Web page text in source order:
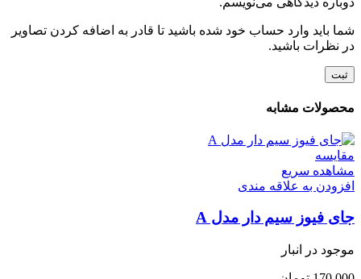
شما باید وارد حساب خود شده باشید تا قادر به اضافه کردن تصاویر
در نظرات باشید.
محصولات مشابه
مقایسه
مشاهده سریع
افزودن به علاقه مندی
جای فیوز سیم دار مدل A
موجود در انبار